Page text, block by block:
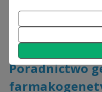
2020, tom 36,
Artykuł poglądowy
Poradnictwo